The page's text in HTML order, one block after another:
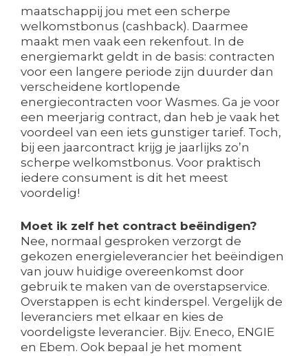
maatschappij jou met een scherpe
welkomstbonus (cashback). Daarmee
maakt men vaak een rekenfout. In de
energiemarkt geldt in de basis: contracten
voor een langere periode zijn duurder dan
verscheidene kortlopende
energiecontracten voor Wasmes. Ga je voor
een meerjarig contract, dan heb je vaak het
voordeel van een iets gunstiger tarief. Toch,
bij een jaarcontract krijg je jaarlijks zo’n
scherpe welkomstbonus. Voor praktisch
iedere consument is dit het meest
voordelig!
Moet ik zelf het contract beëindigen?
Nee, normaal gesproken verzorgt de
gekozen energieleverancier het beëindigen
van jouw huidige overeenkomst door
gebruik te maken van de overstapservice.
Overstappen is echt kinderspel. Vergelijk de
leveranciers met elkaar en kies de
voordeligste leverancier. Bijv. Eneco, ENGIE
en Ebem. Ook bepaal je het moment